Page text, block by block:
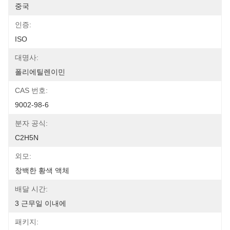
중국
인증:
ISO
대명사:
폴리에틸렌이민
CAS 번호:
9002-98-6
분자 공식:
C2H5N
외모:
창백한 황색 액체
배달 시간:
3 근무일 이내에
패키지: